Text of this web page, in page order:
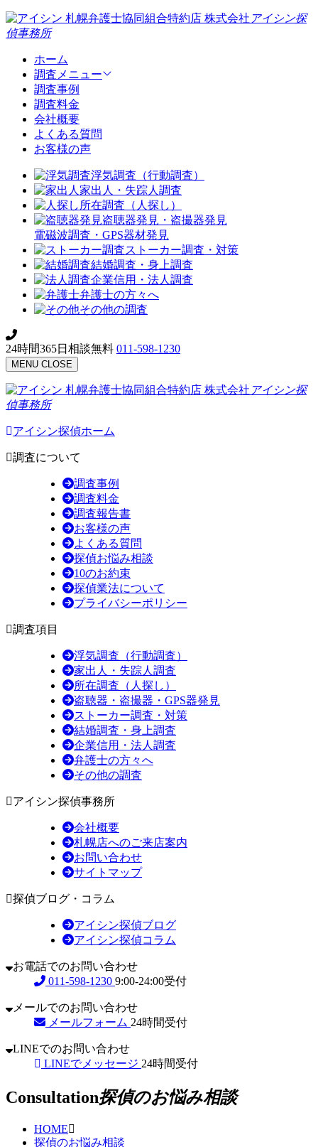
札幌弁護士協同組合特約店 株式会社 アイシン探
偵事務所
ホーム
調査メニュー
調査事例
調査料金
会社概要
よくある質問
お客様の声
浮気調査（行動調査）
家出人・失踪人調査
所在調査（人探し）
盗聴器発見・盗撮器発見
電磁波調査・GPS器材発見
ストーカー調査・対策
結婚調査・身上調査
企業信用・法人調査
弁護士の方々へ
その他の調査
24時間365日相談無料 011-598-1230
MENU CLOSE
札幌弁護士協同組合特約店 株式会社 アイシン探
偵事務所
アイシン探偵ホーム
調査について
調査事例
調査料金
調査報告書
お客様の声
よくある質問
探偵お悩み相談
10のお約束
探偵業法について
プライバシーポリシー
調査項目
浮気調査（行動調査）
家出人・失踪人調査
所在調査（人探し）
盗聴器・盗撮器・GPS器発見
ストーカー調査・対策
結婚調査・身上調査
企業信用・法人調査
弁護士の方々へ
その他の調査
アイシン探偵事務所
会社概要
札幌店へのご来店案内
お問い合わせ
サイトマップ
探偵ブログ・コラム
アイシン探偵ブログ
アイシン探偵コラム
お電話でのお問い合わせ
011-598-1230 9:00-24:00受付
メールでのお問い合わせ
メールフォーム 24時間受付
LINEでのお問い合わせ
LINEでメッセージ 24時間受付
Consultation探偵のお悩み相談
HOME
探偵のお悩み相談